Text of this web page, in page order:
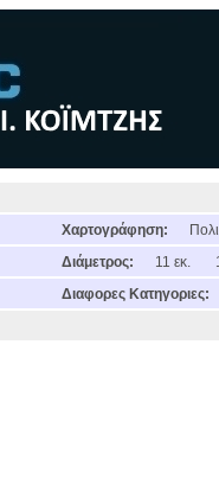
Χαρτογράφηση:
Διάμετρος:
11 εκ.
Διαφορες Κατηγοριες: